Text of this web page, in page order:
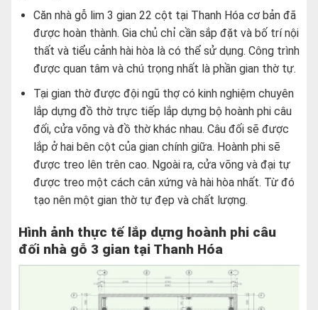
Căn nhà gỗ lim 3 gian 22 cột tại Thanh Hóa cơ bản đã
được hoàn thành. Gia chủ chỉ cần sắp đặt và bố trí nội
thất và tiểu cảnh hài hòa là có thể sử dụng. Công trình
được quan tâm và chú trọng nhất là phần gian thờ tự.
Tại gian thờ được đội ngũ thợ có kinh nghiệm chuyên
lắp dựng đồ thờ trực tiếp lắp dựng bộ hoành phi câu
đối, cửa võng và đồ thờ khác nhau. Câu đối sẽ được
lắp ở hai bên cột của gian chính giữa. Hoành phi sẽ
được treo lên trên cao. Ngoài ra, cửa võng và đại tự
được treo một cách cân xứng và hài hòa nhất. Từ đó
tạo nên một gian thờ tự đẹp và chất lượng.
Hình ảnh thực tế lắp dựng hoành phi câu
đối nhà gỗ 3 gian tại Thanh Hóa